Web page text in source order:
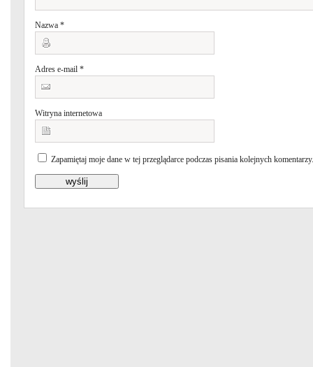
Nazwa *
Adres e-mail *
Witryna internetowa
Zapamiętaj moje dane w tej przeglądarce podczas pisania kolejnych komentarzy.